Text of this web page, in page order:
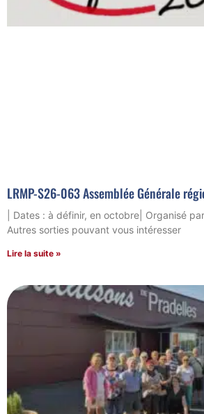
LRMP-S26-063 Assemblée Générale
| Dates : à définir, en octobre| Organisé
Autres sorties pouvant vous intéresser
Lire la suite »